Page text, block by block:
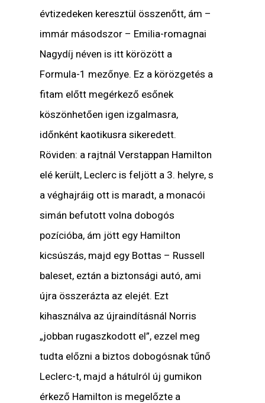
évtizedeken keresztül összenőtt, ám –
immár másodszor – Emilia-romagnai
Nagydíj néven is itt körözött a
Formula-1 mezőnye. Ez a körözgetés a
fitam előtt megérkező esőnek
köszönhetően igen izgalmasra,
időnként kaotikusra sikeredett.
Röviden: a rajtnál Verstappan Hamilton
elé került, Leclerc is feljött a 3. helyre, s
a véghajráig ott is maradt, a monacói
simán befutott volna dobogós
pozícióba, ám jött egy Hamilton
kicsúszás, majd egy Bottas – Russell
baleset, eztán a biztonsági autó, ami
újra összerázta az elejét. Ezt
kihasználva az újraindításnál Norris
„jobban rugaszkodott el”, ezzel meg
tudta előzni a biztos dobogósnak tűnő
Leclerc-t, majd a hátulról új gumikon
érkező Hamilton is megelőzte a